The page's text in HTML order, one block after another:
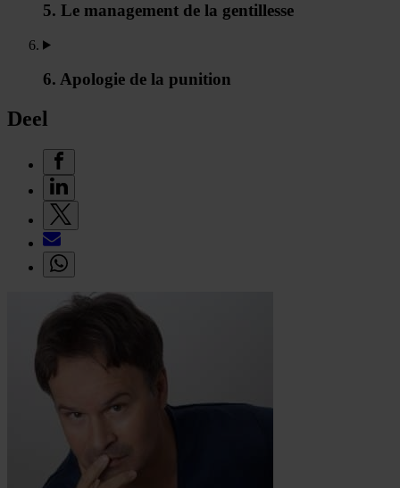
5. Le management de la gentillesse
6. Apologie de la punition
Deel